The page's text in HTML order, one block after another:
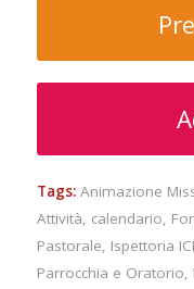
Tags: Animazione
Attività, calendario,
Pastorale, Ispettoria
Parrocchia e Oratorio,